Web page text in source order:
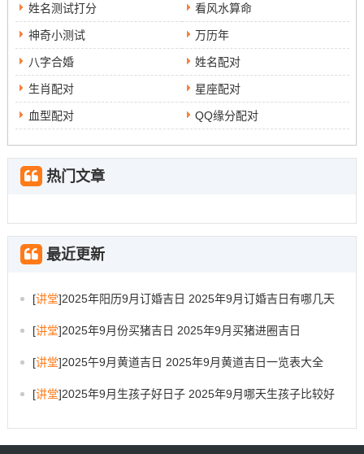
姓名测试打分 看风水算命
神奇小测试 万历年
八字合婚 姓名配对
生肖配对 星座配对
血型配对 QQ缘分配对
热门文章
最近更新
[讲堂]2025年阳历9月订婚吉日 2025年9月订婚吉日有哪几天
[讲堂]2025年9月份买猪吉日 2025年9月买猪进圈吉日
[讲堂]2025午9月黄道吉日 2025年9月黄道吉日一览表大全
[讲堂]2025年9月生孩子好日子 2025年9月哪天生孩子比较好